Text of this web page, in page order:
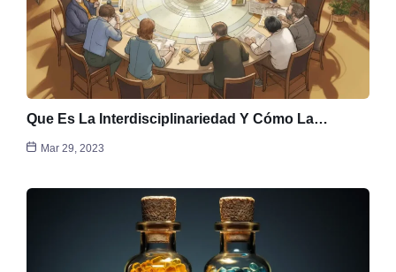
Que Es La Interdisciplinariedad Y Cómo La…
Mar 29, 2023